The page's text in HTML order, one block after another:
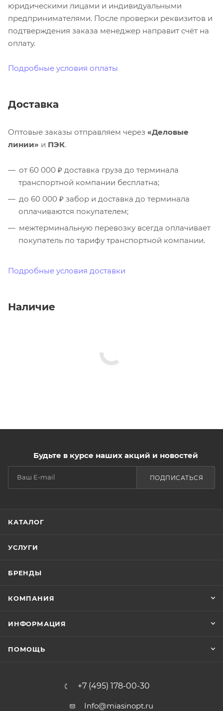
юридическими лицами и индивидуальными
предпринимателями. После проверки реквизитов и
подтверждения заказа менеджер направит счёт на
оплату.
Подробные условия оплаты
Доставка
Оптовые заказы отправляем через «Деловые
линии» и ПЭК.
от 60 000 ₽ доставка груза до терминала
транспортной компании бесплатна;
до 60 000 ₽ забор и доставка до терминала
оплачиваются покупателем;
межтерминальную перевозку всегда оплачивает
покупатель по тарифу транспортной компании.
Подробные условия доставки
Наличие
Будьте в курсе наших акций и новостей
ПОДПИСАТЬСЯ
КАТАЛОГ
УСЛУГИ
БРЕНДЫ
КОМПАНИЯ
ИНФОРМАЦИЯ
ПОМОЩЬ
+7 (495) 178-00-30
Info@miasinopt.ru